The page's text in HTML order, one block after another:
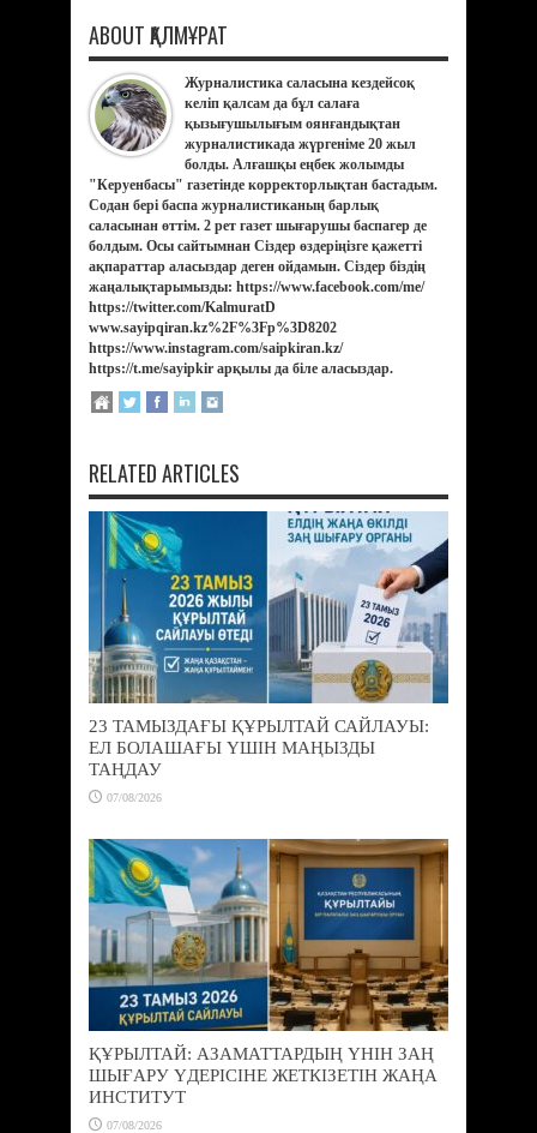
ABOUT ҚАЛМҰРАТ
Журналистика саласына кездейсоқ
келіп қалсам да бұл салаға
қызығушылығым оянғандықтан
журналистикада жүргеніме 20 жыл
болды. Алғашқы еңбек жолымды
"Керуенбасы" газетінде корректорлықтан бастадым.
Содан бері баспа журналистиканың барлық
саласынан өттім. 2 рет газет шығарушы баспагер де
болдым. Осы сайтымнан Сіздер өздеріңізге қажетті
ақпараттар аласыздар деген ойдамын. Сіздер біздің
жаңалықтарымызды: https://www.facebook.com/me/
https://twitter.com/KalmuratD
www.sayipqiran.kz%2F%3Fp%3D8202
https://www.instagram.com/saipkiran.kz/
https://t.me/sayipkir арқылы да біле аласыздар.
RELATED ARTICLES
23 ТАМЫЗДАҒЫ ҚҰРЫЛТАЙ САЙЛАУЫ:
ЕЛ БОЛАШАҒЫ ҮШІН МАҢЫЗДЫ
ТАҢДАУ
07/08/2026
ҚҰРЫЛТАЙ: АЗАМАТТАРДЫҢ ҮНІН ЗАҢ
ШЫҒАРУ ҮДЕРІСІНЕ ЖЕТКІЗЕТІН ЖАҢА
ИНСТИТУТ
07/08/2026